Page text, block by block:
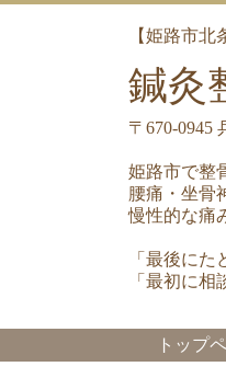
【姫路市北
鍼灸
〒670-0945
姫路市で整
腰痛・坐骨
慢性的な痛
「最後にた
「最初に相
トップ